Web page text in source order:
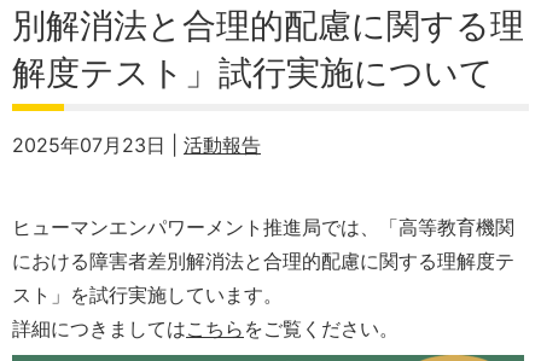
別解消法と合理的配慮に関する理
解度テスト」試行実施について
2025年07月23日 | 活動報告
ヒューマンエンパワーメント推進局では、「高等教育機関
における障害者差別解消法と合理的配慮に関する理解度テ
スト」を試行実施しています。
詳細につきましてはこちら をご覧ください。